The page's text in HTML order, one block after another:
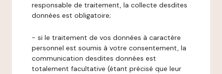
responsable de traitement, la collecte desdites
données est obligatoire;
- si le traitement de vos données à caractère
personnel est soumis à votre consentement, la
communication desdites données est
totalement facultative (étant précisé que leur